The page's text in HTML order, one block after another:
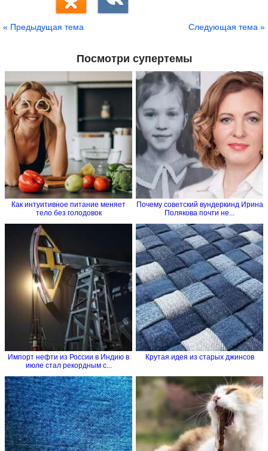
« Предыдущая тема Следующая тема »
Посмотри супертемы
Как интуитивное питание меняет
тело без голодовок
Почему советский вундеркинд Ирина
Полякова почти не...
Импорт нефти из России в Индию в
июле стал рекордным с...
Крутая идея из старых джинсов